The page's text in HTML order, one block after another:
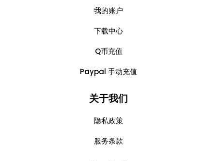
我的账户
下载中心
Q币充值
Paypal 手动充值
关于我们
隐私政策
服务条款